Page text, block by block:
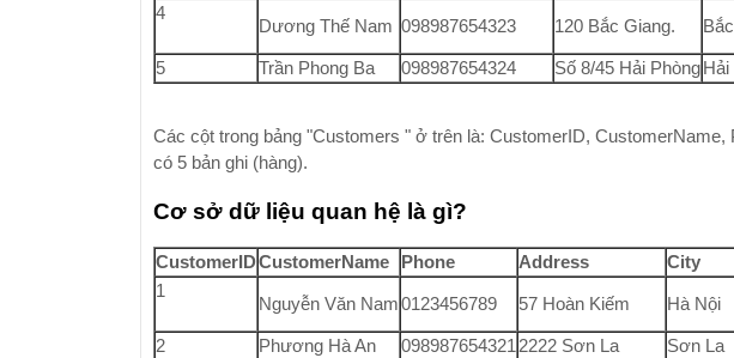
4
Dương Thế Nam 098987654323 120 Bắc Giang.
5 Trần Phong Ba 098987654324 Số 8/45 Hải PhòngHải
Các cột trong bảng "Customers " ở trên là: CustomerID, CustomerName,
có 5 bản ghi (hàng).
Cơ sở dữ liệu quan hệ là gì?
CustomerIDCustomerName Phone Address
City
1
Nguyễn Văn Nam0123456789 57 Hoàn Kiếm Hà Nội
2 Phương Hà An 098987654321 2222 Sơn La
Sơn La